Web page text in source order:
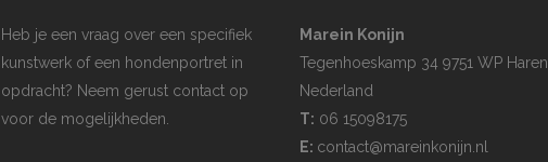
Heb je een vraag over een specifiek
kunstwerk of een hondenportret in
opdracht? Neem gerust contact op
voor de mogelijkheden.
Marein Konijn
Tegenhoeskamp 34 9751 WP Haren
Nederland
T: 06 15098175
E: contact@mareinkonijn.nl